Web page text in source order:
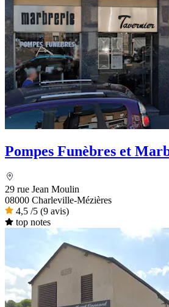
Pompes Funèbres et
29 rue Jean Moulin
08000 Charleville-Mézières
4,5 /5 (9 avis)
top notes